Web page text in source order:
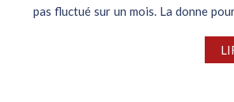
pas fluctué sur un mois. La donne